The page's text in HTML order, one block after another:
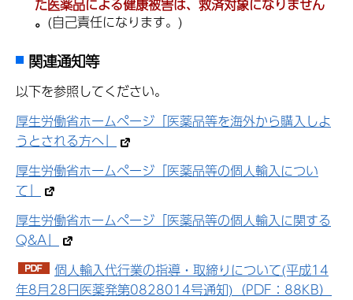
た医薬品による健康被害は、救済対象になりません
。 (自己責任になります。)
関連通知等
以下を参照してください。
厚生労働省ホームページ「医薬品等を海外から購入しよ
うとされる方へ」
厚生労働省ホームページ「医薬品等の個人輸入につい
て」
厚生労働省ホームページ「医薬品等の個人輸入に関する
Q&A」
個人輸入代行業の指導・取締りについて(平成14
年8月28日医薬発第0828014号通知)（PDF：88KB）